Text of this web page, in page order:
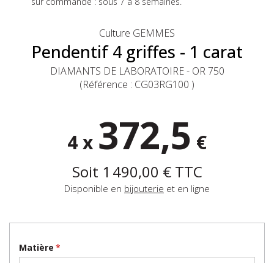
Culture GEMMES
Pendentif 4 griffes - 1 carat
DIAMANTS DE LABORATOIRE - OR 750
(Référence : CG03RG100 )
4 x 372,5 €
Soit 1 490,00 € TTC
Disponible en bijouterie et en ligne
Matière